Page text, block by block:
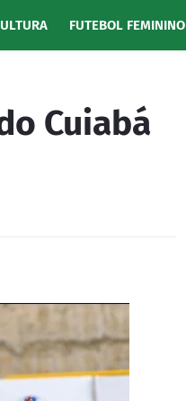
FUTEBOL FEMININO
Cuiabá